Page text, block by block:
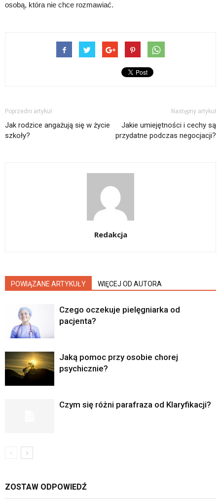
osobą, która nie chce rozmawiać.
Poprzedni artykuł
Jak rodzice angażują się w życie
szkoły?
Następny artykuł
Jakie umiejętności i cechy są
przydatne podczas negocjacji?
Redakcja
POWIĄZANE ARTYKUŁY WIĘCEJ OD AUTORA
Czego oczekuje pielęgniarka od
pacjenta?
Jaką pomoc przy osobie chorej
psychicznie?
Czym się różni parafraza od Klaryfikacji?
ZOSTAW ODPOWIEDŹ